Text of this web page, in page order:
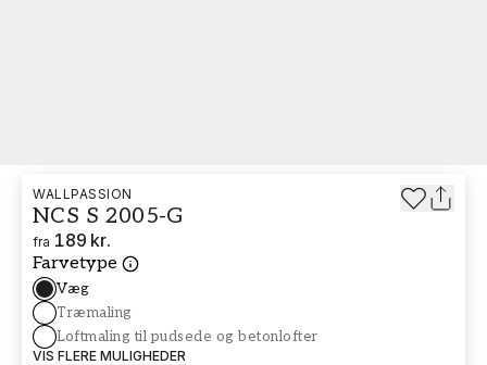
WALLPASSION
NCS S 2005-G
fra 189 kr.
Farvetype
Væg
Træmaling
Loftmaling til pudsede og betonlofter
VIS FLERE MULIGHEDER